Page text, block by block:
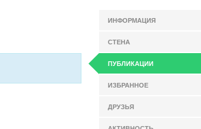
ИНФОРМАЦИЯ
СТЕНА
ПУБЛИКАЦИИ
ИЗБРАННОЕ
ДРУЗЬЯ